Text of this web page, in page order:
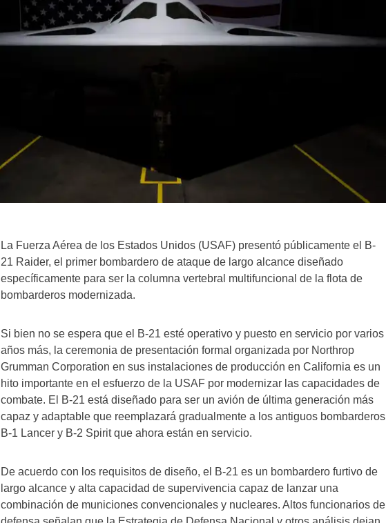
La Fuerza Aérea de los Estados Unidos (USAF) presentó públicamente el B-
21 Raider, el primer bombardero de ataque de largo alcance diseñado
específicamente para ser la columna vertebral multifuncional de la flota de
bombarderos modernizada.
Si bien no se espera que el B-21 esté operativo y puesto en servicio por varios
años más, la ceremonia de presentación formal organizada por Northrop
Grumman Corporation en sus instalaciones de producción en California es un
hito importante en el esfuerzo de la USAF por modernizar las capacidades de
combate. El B-21 está diseñado para ser un avión de última generación más
capaz y adaptable que reemplazará gradualmente a los antiguos bombarderos
B-1 Lancer y B-2 Spirit que ahora están en servicio.
De acuerdo con los requisitos de diseño, el B-21 es un bombardero furtivo de
largo alcance y alta capacidad de supervivencia capaz de lanzar una
combinación de municiones convencionales y nucleares. Altos funcionarios de